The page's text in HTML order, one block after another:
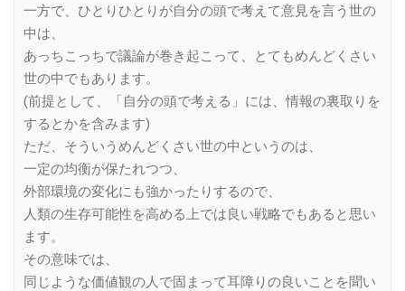
一方で、ひとりひとりが自分の頭で考えて意見を言う世の
中は、
あっちこっちで議論が巻き起こって、とてもめんどくさい
世の中でもあります。
(前提として、「自分の頭で考える」には、情報の裏取りを
するとかを含みます)
ただ、そういうめんどくさい世の中というのは、
一定の均衡が保たれつつ、
外部環境の変化にも強かったりするので、
人類の生存可能性を高める上では良い戦略でもあると思い
ます。
その意味では、
同じような価値観の人で固まって耳障りの良いことを聞い